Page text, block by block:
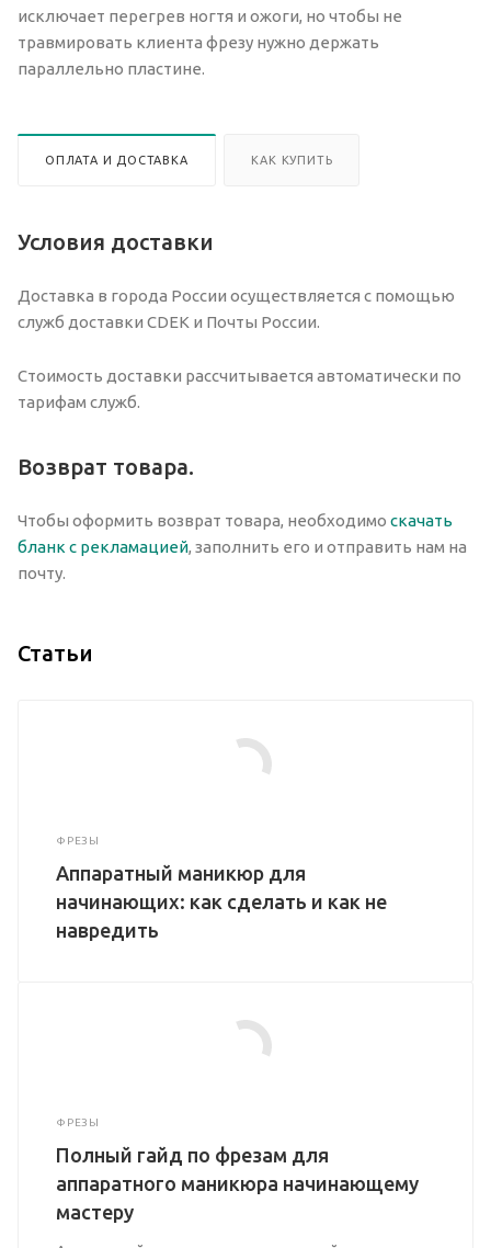
исключает перегрев ногтя и ожоги, но чтобы не
травмировать клиента фрезу нужно держать
параллельно пластине.
ОПЛАТА И ДОСТАВКА КАК КУПИТЬ
Условия доставки
Доставка в города России осуществляется с помощью
служб доставки CDEK и Почты России.
Стоимость доставки рассчитывается автоматически по
тарифам служб.
Возврат товара.
Чтобы оформить возврат товара, необходимо скачать
бланк с рекламацией, заполнить его и отправить нам на
почту.
Статьи
ФРЕЗЫ
Аппаратный маникюр для
начинающих: как сделать и как не
навредить
ФРЕЗЫ
Полный гайд по фрезам для
аппаратного маникюра начинающему
мастеру